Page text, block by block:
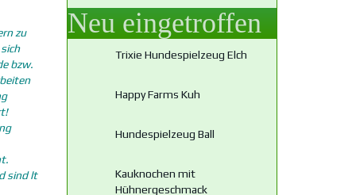
zu
bzw.
sind lt
Neu eingetroffen
Trixie Hundespielzeug Elch
Happy Farms Kuh
Hundespielzeug Ball
Kauknochen mit
Hühnergeschmack